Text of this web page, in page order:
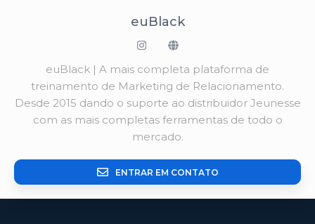
euBlack
euBlack | A mais completa plataforma de
treinamento de Marketing de Relacionamento.
Desde 2015 dando o suporte ao distribuidor Jeunesse
com as mais completas ferramentas de todo o
mercado.
ENTRAR EM CONTATO